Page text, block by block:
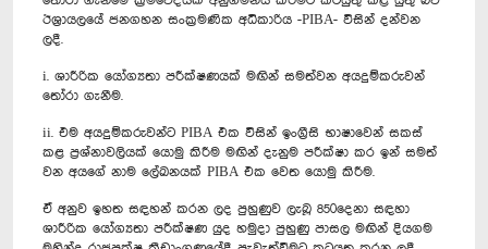
ඊශ්‍රායලයේ ජනගහන සංක්‍රමණික අධිකාරිය -PIBA- විසින් දන්වන
ලදී.
i. ශාරීරික යෝග්‍යතා පරීක්ෂණයක් මඟින් සමත්වන අයදුම්කරුවන්
තෝරා ගැනීම.
ii. එම අයදුම්කරුවන්ට PIBA එක විසින් ඉංග්‍රීසි භාෂාවෙන් සකස්
කළ ප්‍රශ්නාවලියක් යොමු කිරීම මඟින් දැනුම පරීක්ෂා කර ඉන් සමත්
වන අයගේ නාම ලේඛනයක් PIBA එක වෙත යොමු කිරීම.
ඒ අනුව ඉහත සඳහන් කරන ලද පුහුණුව ලැබූ 850දෙනා සඳහා
ශාරීරික යෝග්‍යතා පරීක්ෂණ යුද හමුදා පුහුණු පාසල මඟින් දියගම